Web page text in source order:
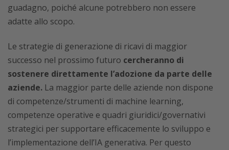
guadagno, poiché alcune potrebbero non essere
adatte allo scopo.
Le strategie di generazione di ricavi di maggior
successo nel prossimo futuro cercheranno di
sostenere direttamente l’adozione da parte delle
aziende. La maggior parte delle aziende non dispone
di competenze/strumenti di machine learning,
competenze operative e quadri giuridici/governativi
strategici per supportare efficacemente lo sviluppo e
l’implementazione dell’IA generativa. Per questo